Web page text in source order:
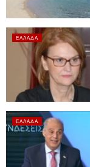
ΕΛΛΆΔΑ
ΕΛΛΆΔΑ